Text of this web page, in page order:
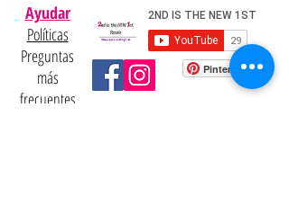
Ayudar
Políticas
Preguntas
más
frecuentes
Pinterest